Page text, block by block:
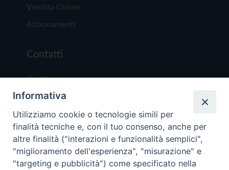
Vendita Online
Abbonamenti
Contatti
Chi Siamo
Redazione
Scrivici
Informativa
Utilizziamo cookie o tecnologie simili per
finalità tecniche e, con il tuo consenso, anche per
altre finalità ("interazioni e funzionalità semplici",
"miglioramento dell'esperienza", "misurazione" e
"targeting e pubblicità") come specificato nella